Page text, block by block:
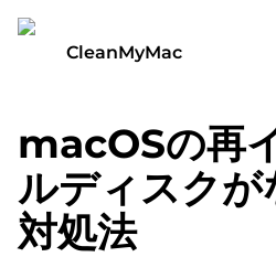
CleanMyMac
macOSの再
ルディスクが
対処法